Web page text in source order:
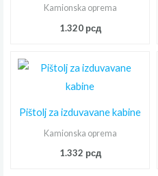
Kamionska oprema
1.320 рсд
Pištolj za izduvavane kabine
Kamionska oprema
1.332 рсд